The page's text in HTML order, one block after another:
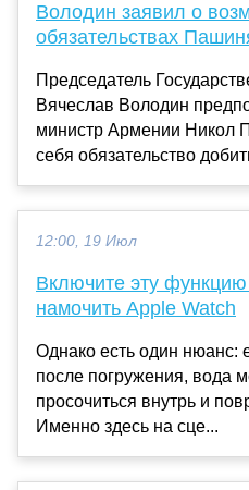
Володин заявил о
обязательствах
Председатель
Вячеслав Володин
министр Армении Никол
себя обязательство
12:00, 19 Июл
Включите эту
намочить Apple Watch
Однако есть один нюанс:
после погружения, вода
просочиться внутрь и
Именно здесь на сце...